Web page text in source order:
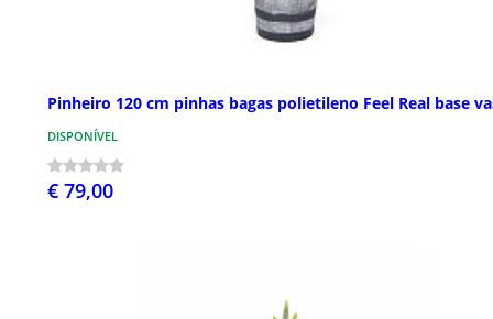
Pinheiro 120 cm pinhas bagas polietileno Feel Real base
DISPONÍVEL
€ 79,00